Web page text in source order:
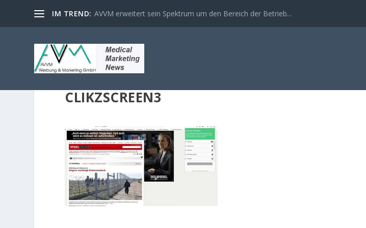
IM TREND: AVVM erweitert sein Spektrum um den Bereich der Betrieb...
CLIKZSCREEN3